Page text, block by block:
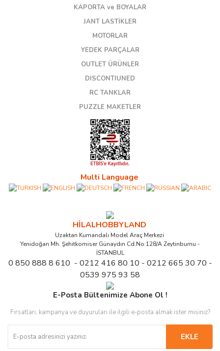
KAPORTA ve BOYALAR
JANT LASTİKLER
MOTORLAR
YEDEK PARÇALAR
OUTLET ÜRÜNLER
DISCONTIUNED
RC TANKLAR
PUZZLE MAKETLER
Multi Language
HİLALHOBBYLAND
Uzaktan Kumandalı Model Araç Merkezi
Yenidoğan Mh. Şehitkomiser Günaydın Cd.No:128/A Zeytinburnu -
İSTANBUL
0 850 888 8 610 - 0212 416 80 10 - 0212 665 30 70 -
0539 975 93 58
E-Posta Bültenimize Abone Ol !
Fırsatları, kampanya ve duyuruları ile ilgili e-posta almak ister misiniz?
EKLE